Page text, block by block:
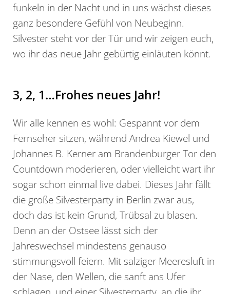
funkeln in der Nacht und in uns wächst dieses
ganz besondere Gefühl von Neubeginn.
Silvester steht vor der Tür und wir zeigen euch,
wo ihr das neue Jahr gebürtig einläuten könnt.
3, 2, 1…Frohes neues Jahr!
Wir alle kennen es wohl: Gespannt vor dem
Fernseher sitzen, während Andrea Kiewel und
Johannes B. Kerner am Brandenburger Tor den
Countdown moderieren, oder vielleicht wart ihr
sogar schon einmal live dabei. Dieses Jahr fällt
die große Silvesterparty in Berlin zwar aus,
doch das ist kein Grund, Trübsal zu blasen.
Denn an der Ostsee lässt sich der
Jahreswechsel mindestens genauso
stimmungsvoll feiern. Mit salziger Meeresluft in
der Nase, den Wellen, die sanft ans Ufer